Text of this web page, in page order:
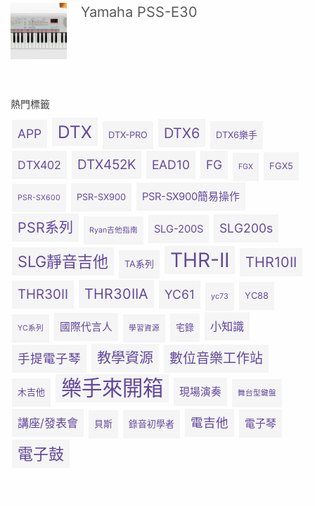
Yamaha PSS-E30
熱門標籤
APP DTX DTX-PRO DTX6 DTX6樂手
DTX402 DTX452K EAD10 FG FGX FGX5
PSR-SX600 PSR-SX900 PSR-SX900簡易操作
PSR系列 Ryan吉他指南 SLG-200S SLG200s
SLG靜音吉他 TA系列 THR-II THR10II
THR30II THR30IIA YC61 yc73 YC88
YC系列 國際代言人 學習資源 宅錄 小知識
手提電子琴 教學資源 數位音樂工作站
木吉他 樂手來開箱 現場演奏 舞台型鍵盤
講座/發表會 貝斯 錄音初學者 電吉他 電子琴
電子鼓